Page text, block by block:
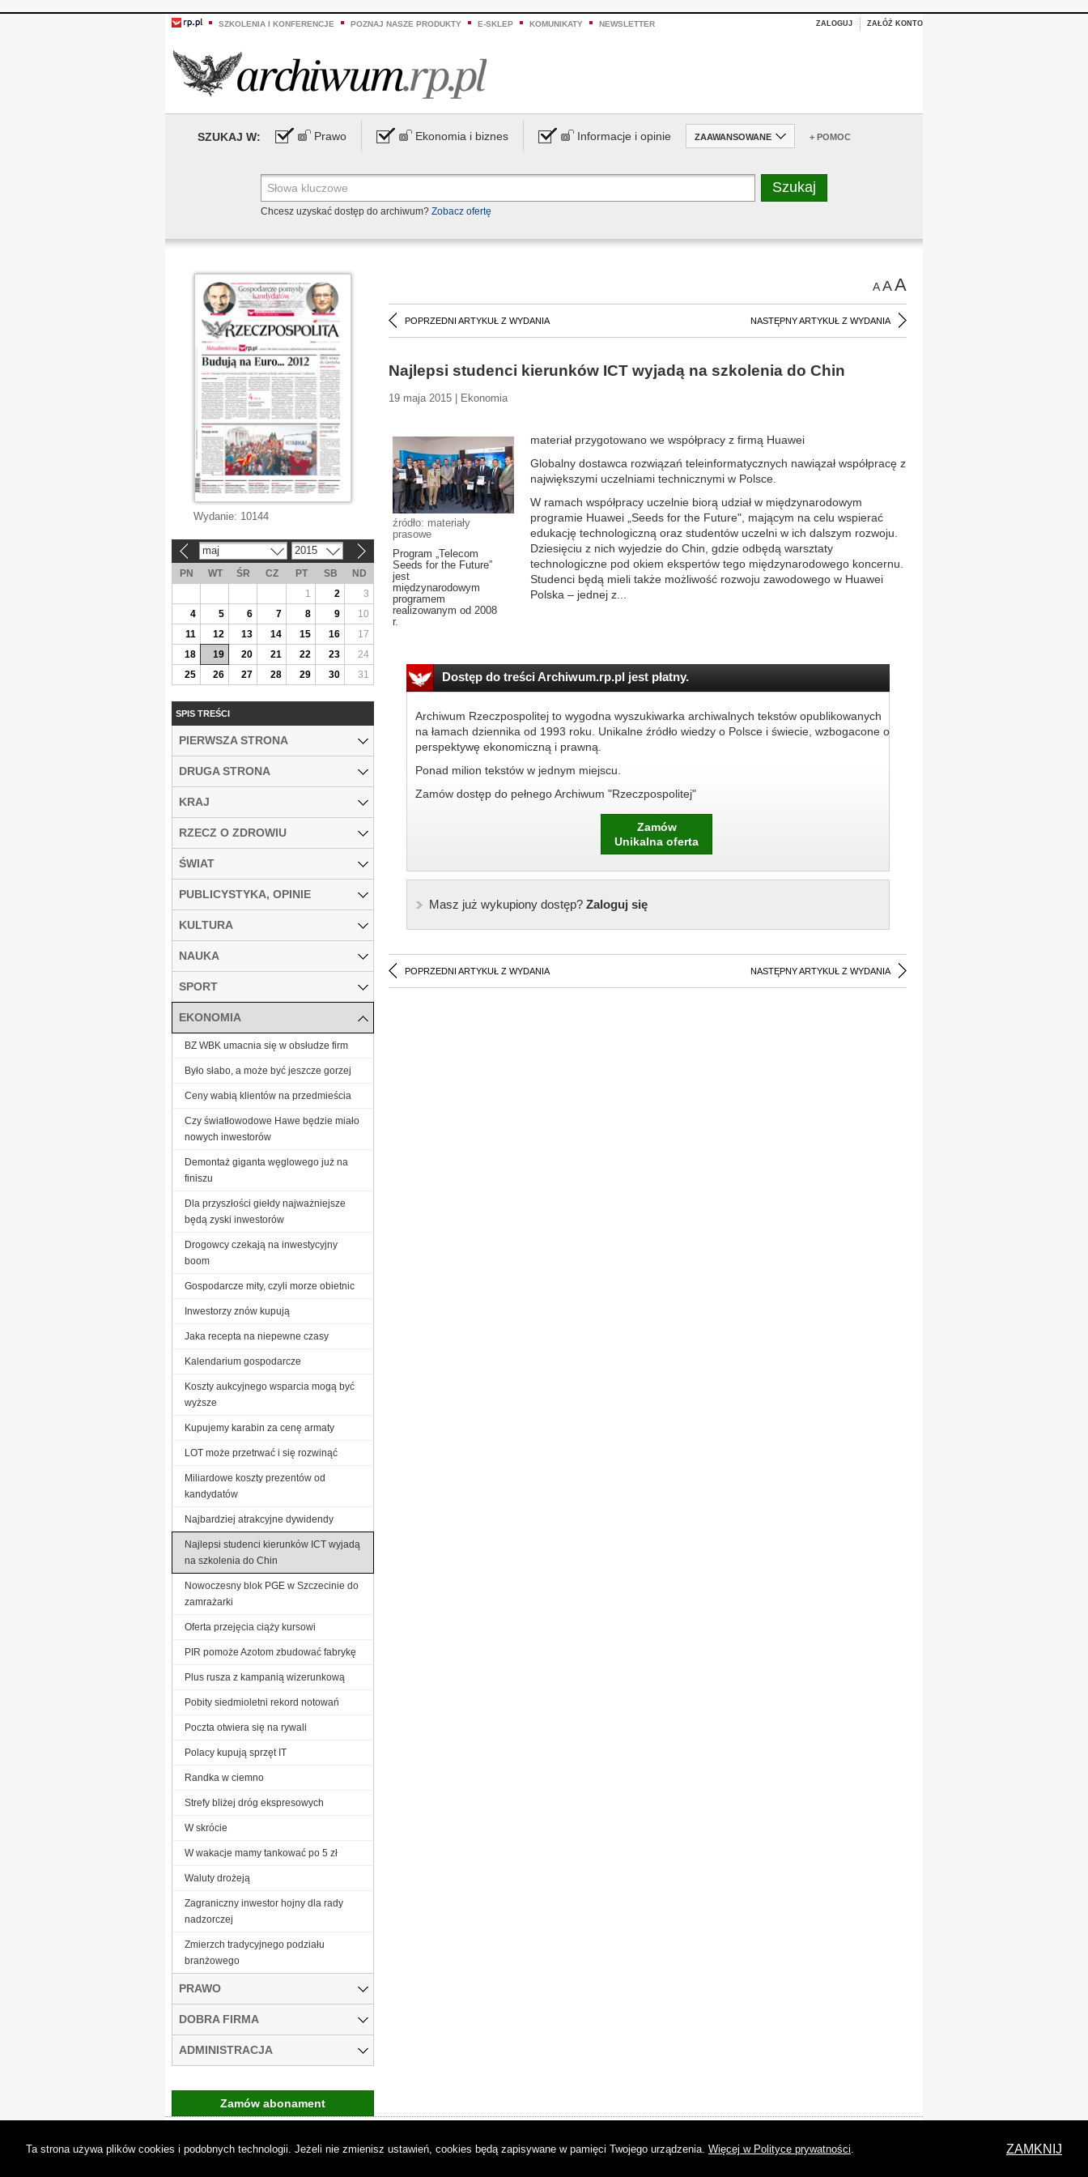
SZKOLENIA I KONFERENCJE POZNAJ NASZE PRODUKTY E-SKLEP KOMUNIKATY NEWSLETTER ZALOGUJ ZAŁÓŻ KONTO
SZUKAJ W: Prawo Ekonomia i biznes Informacje i opinie ZAAWANSOWANE + POMOC
Chcesz uzyskać dostęp do archiwum? Zobacz ofertę
AAA
POPRZEDNI ARTYKUŁ Z WYDANIA NASTĘPNY ARTYKUŁ Z WYDANIA
Najlepsi studenci kierunków ICT wyjadą na szkolenia do Chin
19 maja 2015 | Ekonomia
źródło: materiały
prasowe
Program „Telecom
Seeds for the Future”
jest
międzynarodowym
programem
realizowanym od 2008
r.
materiał przygotowano we współpracy z firmą Huawei
Globalny dostawca rozwiązań teleinformatycznych nawiązał współpracę z
największymi uczelniami technicznymi w Polsce.
W ramach współpracy uczelnie biorą udział w międzynarodowym
programie Huawei „Seeds for the Future", mającym na celu wspierać
edukację technologiczną oraz studentów uczelni w ich dalszym rozwoju.
Dziesięciu z nich wyjedzie do Chin, gdzie odbędą warsztaty
technologiczne pod okiem ekspertów tego międzynarodowego koncernu.
Studenci będą mieli także możliwość rozwoju zawodowego w Huawei
Polska – jednej z...
Dostęp do treści Archiwum.rp.pl jest płatny.
Archiwum Rzeczpospolitej to wygodna wyszukiwarka archiwalnych tekstów opublikowanych
na łamach dziennika od 1993 roku. Unikalne źródło wiedzy o Polsce i świecie, wzbogacone o
perspektywę ekonomiczną i prawną.
Ponad milion tekstów w jednym miejscu.
Zamów dostęp do pełnego Archiwum "Rzeczpospolitej"
Zamów
Unikalna oferta
Masz już wykupiony dostęp?Zaloguj się
POPRZEDNI ARTYKUŁ Z WYDANIA NASTĘPNY ARTYKUŁ Z WYDANIA
Wydanie: 10144
maj 2015
PN WT ŚR CZ PT SB
ND
1
2
3
4
5 6 7 8 9
10
11
12 13 14 15 16
17
18
19 20 21 22 23
24
25
26 27 28 29 30 31
SPIS TREŚCI
PIERWSZA STRONA
DRUGA STRONA
KRAJ
RZECZ O ZDROWIU
ŚWIAT
PUBLICYSTYKA, OPINIE
KULTURA
NAUKA
SPORT
EKONOMIA
BZ WBK umacnia się w obsłudze firm
Było słabo, a może być jeszcze gorzej
Ceny wabią klientów na przedmieścia
Czy światłowodowe Hawe będzie miało
nowych inwestorów
Demontaż giganta węglowego już na
finiszu
Dla przyszłości giełdy najważniejsze
będą zyski inwestorów
Drogowcy czekają na inwestycyjny
boom
Gospodarcze mity, czyli morze obietnic
Inwestorzy znów kupują
Jaka recepta na niepewne czasy
Kalendarium gospodarcze
Koszty aukcyjnego wsparcia mogą być
wyższe
Kupujemy karabin za cenę armaty
LOT może przetrwać i się rozwinąć
Miliardowe koszty prezentów od
kandydatów
Najbardziej atrakcyjne dywidendy
Najlepsi studenci kierunków ICT wyjadą
na szkolenia do Chin
Nowoczesny blok PGE w Szczecinie do
zamrażarki
Oferta przejęcia ciąży kursowi
PIR pomoże Azotom zbudować fabrykę
Plus rusza z kampanią wizerunkową
Pobity siedmioletni rekord notowań
Poczta otwiera się na rywali
Polacy kupują sprzęt IT
Randka w ciemno
Strefy bliżej dróg ekspresowych
W skrócie
W wakacje mamy tankować po 5 zł
Waluty drożeją
Zagraniczny inwestor hojny dla rady
nadzorczej
Zmierzch tradycyjnego podziału
branżowego
PRAWO
DOBRA FIRMA
ADMINISTRACJA
Zamów abonament
Ta strona używa plików cookies i podobnych technologii. Jeżeli nie zmienisz ustawień, cookies będą zapisywane w pamięci Twojego urządzenia. Więcej w Polityce prywatności. ZAMKNIJ